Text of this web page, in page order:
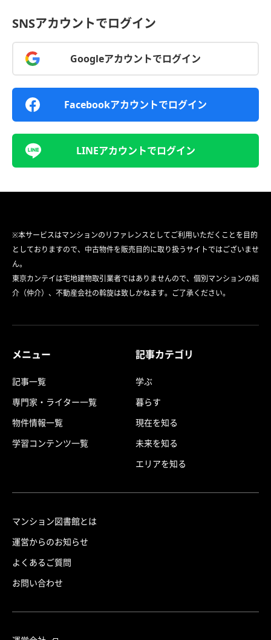
SNSアカウントでログイン
Googleアカウントでログイン
Facebookアカウントでログイン
LINEアカウントでログイン
※本サービスはマンションのリファレンスとしてご利用いただくことを目的
としておりますので、中古物件を販売目的に取り扱うサイトではございませ
ん。
東京カンテイは宅地建物取引業者ではありませんので、個別マンションの紹
介（仲介）、不動産会社の斡旋は致しかねます。ご了承ください。
メニュー
記事一覧
専門家・ライター一覧
物件情報一覧
学習コンテンツ一覧
記事カテゴリ
学ぶ
暮らす
現在を知る
未来を知る
エリアを知る
マンション図書館とは
運営からのお知らせ
よくあるご質問
お問い合わせ